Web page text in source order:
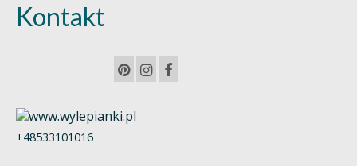
Kontakt
+48533101016